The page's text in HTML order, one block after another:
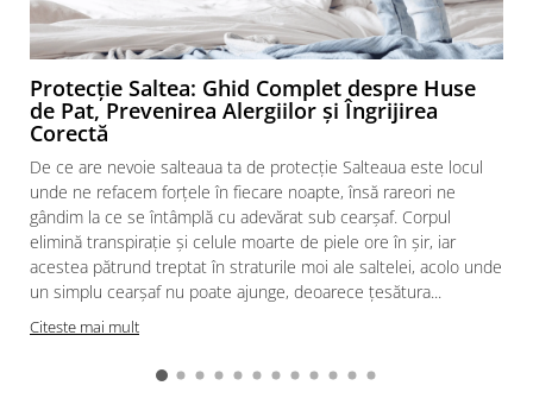
Protecție Saltea: Ghid Complet despre Huse
de Pat, Prevenirea Alergiilor și Îngrijirea
Corectă
De ce are nevoie salteaua ta de protecție Salteaua este locul
unde ne refacem forțele în fiecare noapte, însă rareori ne
gândim la ce se întâmplă cu adevărat sub cearșaf. Corpul
elimină transpirație și celule moarte de piele ore în șir, iar
acestea pătrund treptat în straturile moi ale saltelei, acolo unde
un simplu cearșaf nu poate ajunge, deoarece țesătura...
Citeste mai mult